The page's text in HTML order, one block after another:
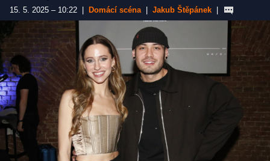
15. 5. 2025 – 10:22 Domácí scéna Jakub Štěpánek